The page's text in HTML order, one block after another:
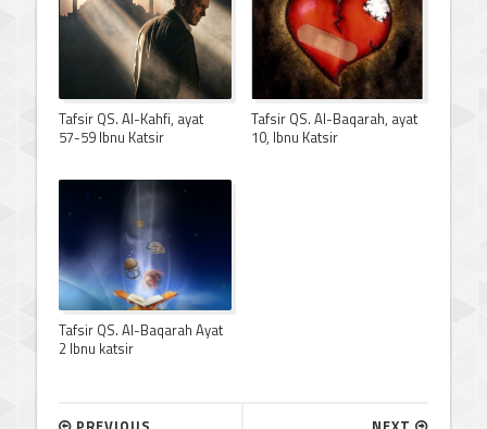
Tafsir QS. Al-Kahfi, ayat
57-59 Ibnu Katsir
Tafsir QS. Al-Baqarah, ayat
10, Ibnu Katsir
Tafsir QS. Al-Baqarah Ayat
2 Ibnu katsir